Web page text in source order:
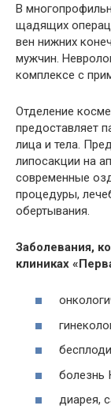
В
щадящих
вен нижних
мужчин.
комплексе с
Отделение
предоставляет
лица и тела.
липосакции на
современные
процедуры,
обертывания.
Заболевания,
клиниках
болезнь
диарея,